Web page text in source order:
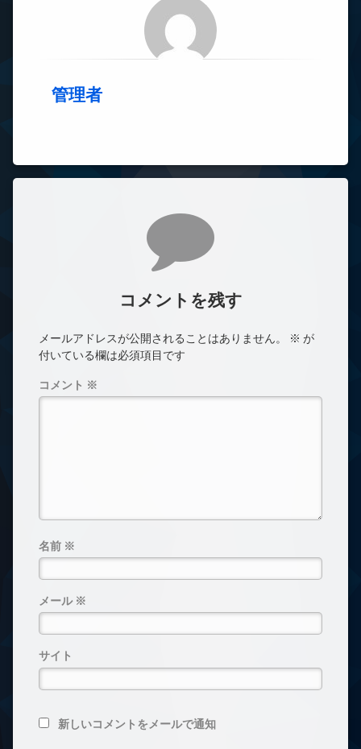
管理者
コメントを残す
メールアドレスが公開されることはありません。 ※ が
付いている欄は必須項目です
コメント ※
名前 ※
メール ※
サイト
新しいコメントをメールで通知